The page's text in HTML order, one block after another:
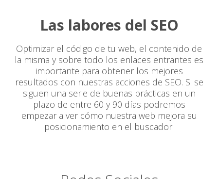
Las labores del SEO
Optimizar el código de tu web, el contenido de
la misma y sobre todo los enlaces entrantes es
importante para obtener los mejores
resultados con nuestras acciones de SEO. Si se
siguen una serie de buenas prácticas en un
plazo de entre 60 y 90 días podremos
empezar a ver cómo nuestra web mejora su
posicionamiento en el buscador.